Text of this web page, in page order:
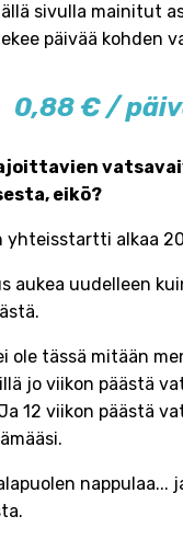
sivulla mainitut
päivää kohden
0,88 € /
eikö?
yhteisstartti alkaa
aukea uudelleen
ole tässä mitään
jo viikon päästä
12 viikon päästä
nappulaa...